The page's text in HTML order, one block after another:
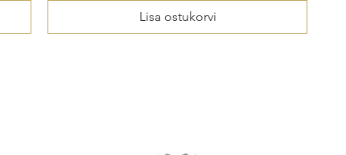
Lisa ostukorvi